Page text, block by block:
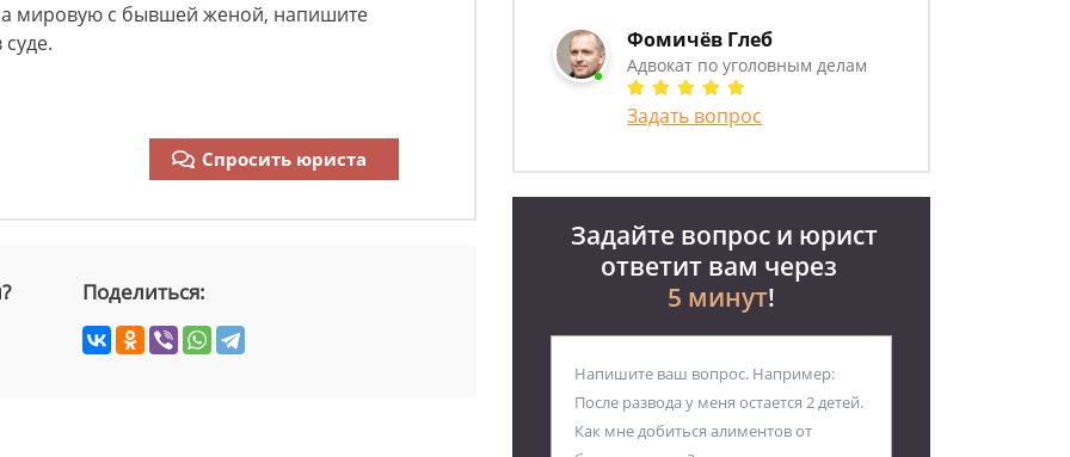
мировую с бывшей женой, напишите
Спросить юриста
Поделиться:
Фомичёв Глеб
Адвокат по уголовным делам
Задать вопрос
Задайте вопрос и юрист
ответит вам через
5 минут!